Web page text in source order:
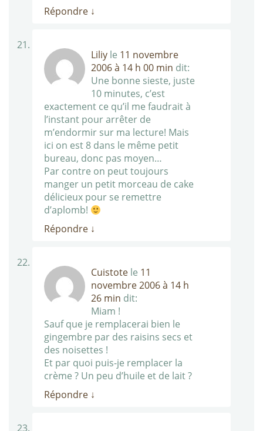
Répondre ↓
Liliy le 11 novembre
2006 à 14 h 00 min dit:
Une bonne sieste, juste
10 minutes, c’est
exactement ce qu’il me faudrait à
l’instant pour arrêter de
m’endormir sur ma lecture! Mais
ici on est 8 dans le même petit
bureau, donc pas moyen…
Par contre on peut toujours
manger un petit morceau de cake
délicieux pour se remettre
d’aplomb!
Répondre ↓
Cuistote le 11
novembre 2006 à 14 h
26 min dit:
Miam !
Sauf que je remplacerai bien le
gingembre par des raisins secs et
des noisettes !
Et par quoi puis-je remplacer la
crème ? Un peu d’huile et de lait ?
Répondre ↓